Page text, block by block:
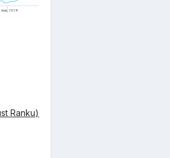
Ranku)